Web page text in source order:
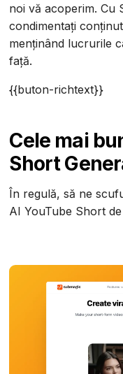
noi vă acoperim. Cu
condimentați
menținând lucrurile
față.
{{buton-richtext}}
Cele mai
Short
În regulă, să ne
AI YouTube Short